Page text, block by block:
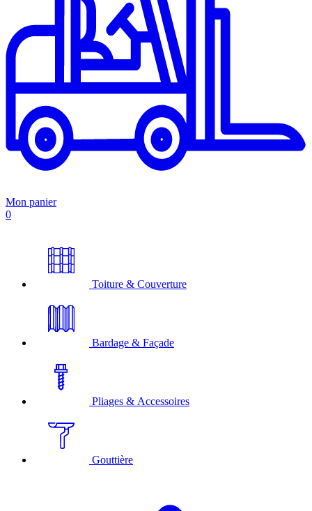
Mon panier
0
Toiture & Couverture
Bardage & Façade
Pliages & Accessoires
Gouttière